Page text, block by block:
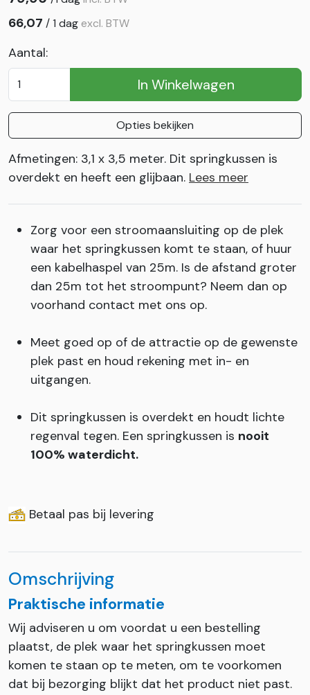
66,07 /1 dag excl. BTW
Aantal:
In Winkelwagen
Opties bekijken
Afmetingen: 3,1 x 3,5 meter. Dit springkussen is
overdekt en heeft een glijbaan. Lees meer
Zorg voor een stroomaansluiting op de plek
waar het springkussen komt te staan, of huur
een kabelhaspel van 25m. Is de afstand groter
dan 25m tot het stroompunt? Neem dan op
voorhand contact met ons op.
Meet goed op of de attractie op de gewenste
plek past en houd rekening met in- en
uitgangen.
Dit springkussen is overdekt en houdt lichte
regenval tegen. Een springkussen is nooit
100% waterdicht.
Betaal pas bij levering
Omschrijving
Praktische informatie
Wij adviseren u om voordat u een bestelling
plaatst, de plek waar het springkussen moet
komen te staan op te meten, om te voorkomen
dat bij bezorging blijkt dat het product niet past.